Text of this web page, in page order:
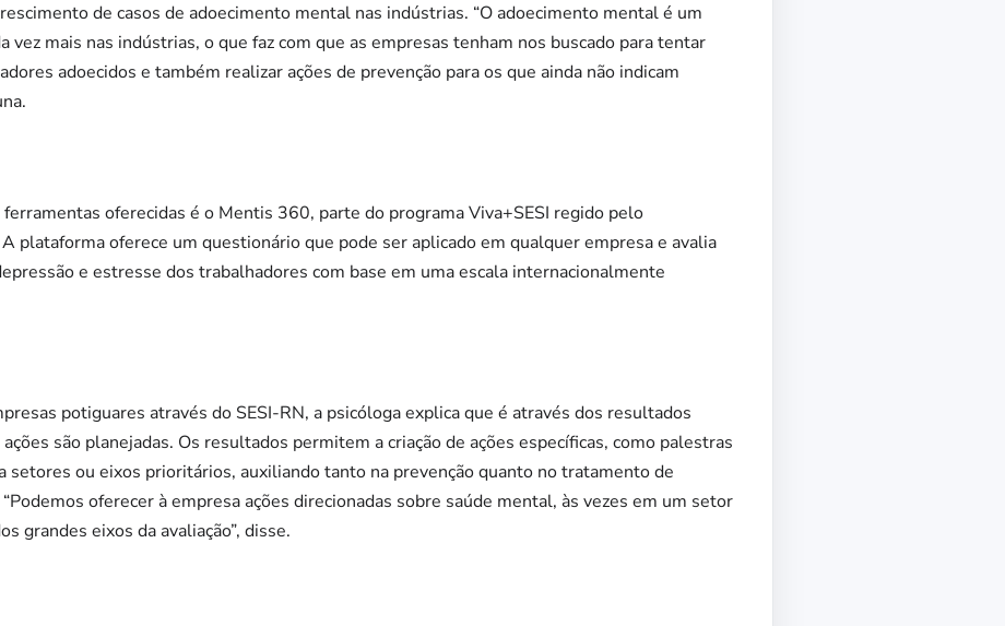
de casos de adoecimento mental nas indústrias. “O adoecimento mental é um
vez mais nas indústrias, o que faz com que as empresas tenham nos buscado para tentar
adoecidos e também realizar ações de prevenção para os que ainda não indicam
oferecidas é o Mentis 360, parte do programa Viva+SESI regido pelo
plataforma oferece um questionário que pode ser aplicado em qualquer empresa e avalia
e estresse dos trabalhadores com base em uma escala internacionalmente
potiguares através do SESI-RN, a psicóloga explica que é através dos resultados
são planejadas. Os resultados permitem a criação de ações específicas, como palestras
setores ou eixos prioritários, auxiliando tanto na prevenção quanto no tratamento de
oferecer à empresa ações direcionadas sobre saúde mental, às vezes em um setor
grandes eixos da avaliação”, disse.